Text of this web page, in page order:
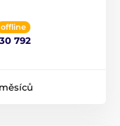
offline
792